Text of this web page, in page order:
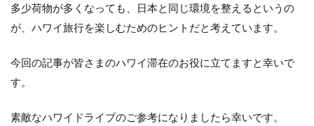
多少荷物が多くなっても、日本と同じ環境を整えるというの
が、ハワイ旅行を楽しむためのヒントだと考えています。
今回の記事が皆さまのハワイ滞在のお役に立てますと幸いで
す。
素敵なハワイドライブのご参考になりましたら幸いです。